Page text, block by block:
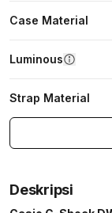
Case Material
Luminous
Strap Material
Deskripsi